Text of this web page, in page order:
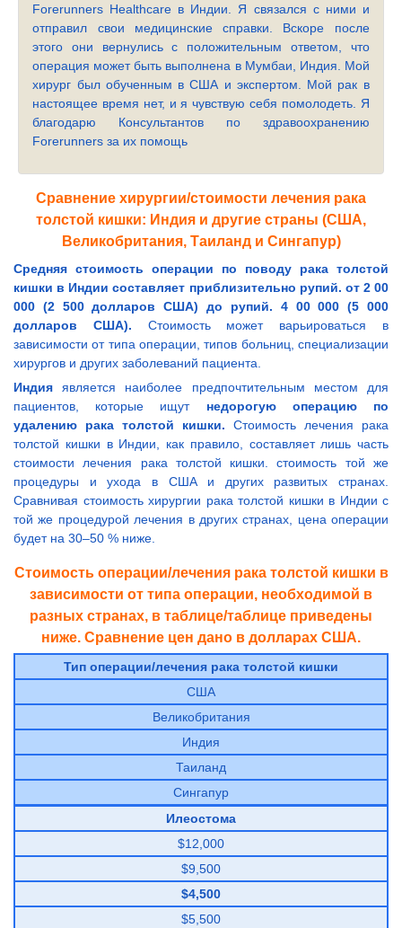
Forerunners Healthcare в Индии. Я связался с ними и
отправил свои медицинские справки. Вскоре после
этого они вернулись с положительным ответом, что
операция может быть выполнена в Мумбаи, Индия. Мой
хирург был обученным в США и экспертом. Мой рак в
настоящее время нет, и я чувствую себя помолодеть. Я
благодарю Консультантов по здравоохранению
Forerunners за их помощь
Сравнение хирургии/стоимости лечения рака
толстой кишки: Индия и другие страны (США,
Великобритания, Таиланд и Сингапур)
Средняя стоимость операции по поводу рака толстой
кишки в Индии составляет приблизительно рупий. от 2 00
000 (2 500 долларов США) до рупий. 4 00 000 (5 000
долларов США). Стоимость может варьироваться в
зависимости от типа операции, типов больниц, специализации
хирургов и других заболеваний пациента.
Индия является наиболее предпочтительным местом для
пациентов, которые ищут недорогую операцию по
удалению рака толстой кишки. Стоимость лечения рака
толстой кишки в Индии, как правило, составляет лишь часть
стоимости лечения рака толстой кишки. стоимость той же
процедуры и ухода в США и других развитых странах.
Сравнивая стоимость хирургии рака толстой кишки в Индии с
той же процедурой лечения в других странах, цена операции
будет на 30–50 % ниже.
Стоимость операции/лечения рака толстой кишки в
зависимости от типа операции, необходимой в
разных странах, в таблице/таблице приведены
ниже. Сравнение цен дано в долларах США.
Тип операции/лечения рака толстой кишки
США
Великобритания
Индия
Таиланд
Сингапур
Илеостома
$12,000
$9,500
$4,500
$5,500